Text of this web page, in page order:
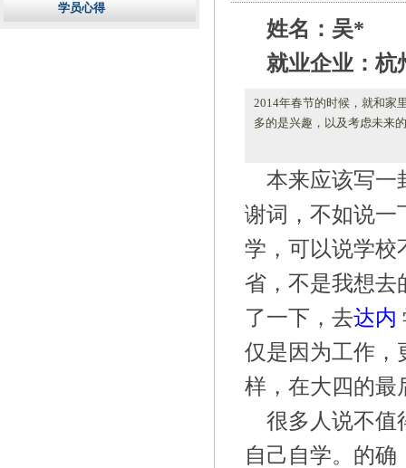
姓名：吴*
就业企业：杭
2014年春节的时候，就和家
多的是兴趣，以及考虑未来
本来应该写一
谢词，不如说一
学，可以说学校
省，不是我想去
了一下，去达内
仅是因为工作，
样，在大四的最
很多人说不值
自己自学。的
学员心得